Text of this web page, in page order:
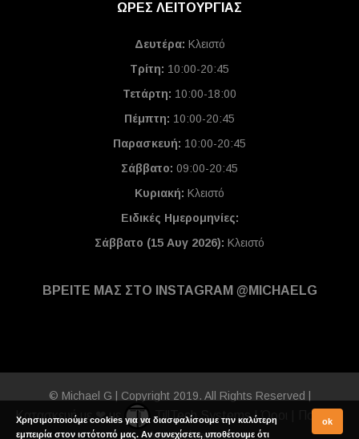
ΩΡΕΣ ΛΕΙΤΟΥΡΓΙΑΣ
Δευτέρα: Κλειστό
Τρίτη: 10:00-20:45
Τετάρτη: 10:00-18:00
Πέμπτη: 10:00-20:45
Παρασκευή: 10:00-20:45
Σάββατο: 09:00-20:45
Κυριακή: Κλειστό
Ειδικές Ημερομηνίες:
Σάββατο (15 Αυγ 2026): Κλειστό
ΒΡΕΙΤΕ ΜΑΣ ΣΤΟ INSTAGRAM @MICHAELG
© Michael G | Copyright 2019. All Rights Reserved |
Κατασκευή με ❤ με TillTech Systems|Όροι
Πολιτική
Απορρήτου
Χρησιμοποιούμε cookies για να διασφαλίσουμε την καλύτερη
εμπειρία στον ιστότοπό μας. Αν συνεχίσετε, υποθέτουμε ότι
ok